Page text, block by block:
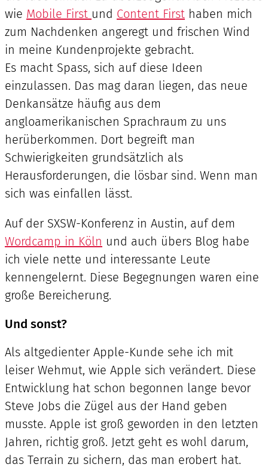
wie Mobile First und Content First haben mich
zum Nachdenken angeregt und frischen Wind
in meine Kundenprojekte gebracht.
Es macht Spass, sich auf diese Ideen
einzulassen. Das mag daran liegen, das neue
Denkansätze häufig aus dem
angloamerikanischen Sprachraum zu uns
herüberkommen. Dort begreift man
Schwierigkeiten grundsätzlich als
Herausforderungen, die lösbar sind. Wenn man
sich was einfallen lässt.
Auf der SXSW-Konferenz in Austin, auf dem
Wordcamp in Köln und auch übers Blog habe
ich viele nette und interessante Leute
kennengelernt. Diese Begegnungen waren eine
große Bereicherung.
Und sonst?
Als altgedienter Apple-Kunde sehe ich mit
leiser Wehmut, wie Apple sich verändert. Diese
Entwicklung hat schon begonnen lange bevor
Steve Jobs die Zügel aus der Hand geben
musste. Apple ist groß geworden in den letzten
Jahren, richtig groß. Jetzt geht es wohl darum,
das Terrain zu sichern, das man erobert hat.